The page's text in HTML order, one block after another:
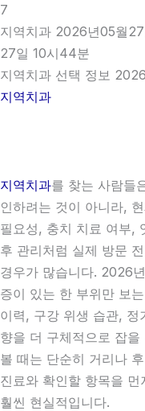
7
지역치과 2026년05월
27일 10시44분
지역치과 선택 정보
지역치과
지역치과를 찾는 사람들
인하려는 것이 아니라,
필요성, 충치 치료 여부,
후 관리처럼 실제 방문
경우가 많습니다. 2026
증이 있는 한 부위만 보
이력, 구강 위생 습관,
향을 더 구체적으로 잡
볼 때는 단순히 거리나
진료와 확인할 항목을
훨씬 현실적입니다.